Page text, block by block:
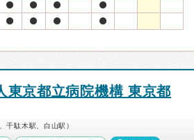
東京都立病院機構 東京都
千駄木駅、白山駅）